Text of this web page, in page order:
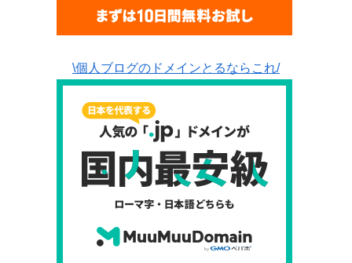
\個人ブログのドメインとるならこれ/